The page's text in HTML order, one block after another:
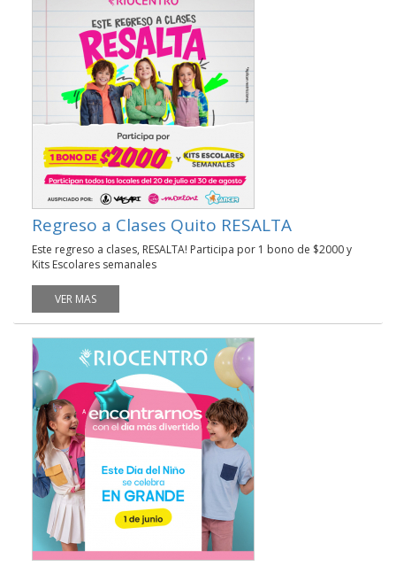
Regreso a Clases Quito RESALTA
Este regreso a clases, RESALTA! Participa por 1 bono de $2000 y
Kits Escolares semanales
VER MAS